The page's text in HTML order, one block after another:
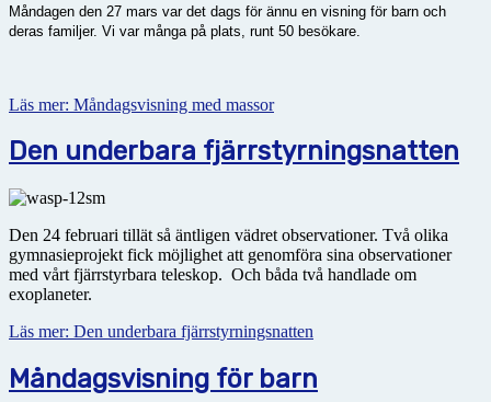
Måndagen den 27 mars var det dags för ännu en visning för barn och
deras familjer. Vi var många på plats, runt 50 besökare.
Läs mer: Måndagsvisning med massor
Den underbara fjärrstyrningsnatten
Den 24 februari tillät så äntligen vädret observationer. Två olika
gymnasieprojekt fick möjlighet att genomföra sina observationer
med vårt fjärrstyrbara teleskop. Och båda två handlade om
exoplaneter.
Läs mer: Den underbara fjärrstyrningsnatten
Måndagsvisning för barn